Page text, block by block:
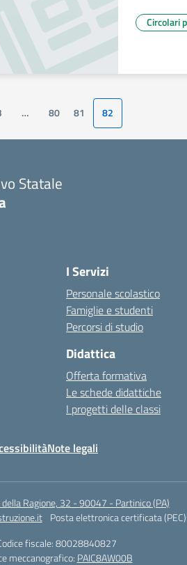
Circolari
… 80 81 82
Statale
I Servizi
Personale scolastico
Famiglie e studenti
Percorsi di studio
Didattica
Offerta formativa
Le schede didattiche
I progetti delle classi
Note legali
della Ragione, 32 - 90047 - Partinico (PA)
Posta elettronica certificata (PEC):
fiscale: 80028840827
meccanografico: PAIC8AW00B